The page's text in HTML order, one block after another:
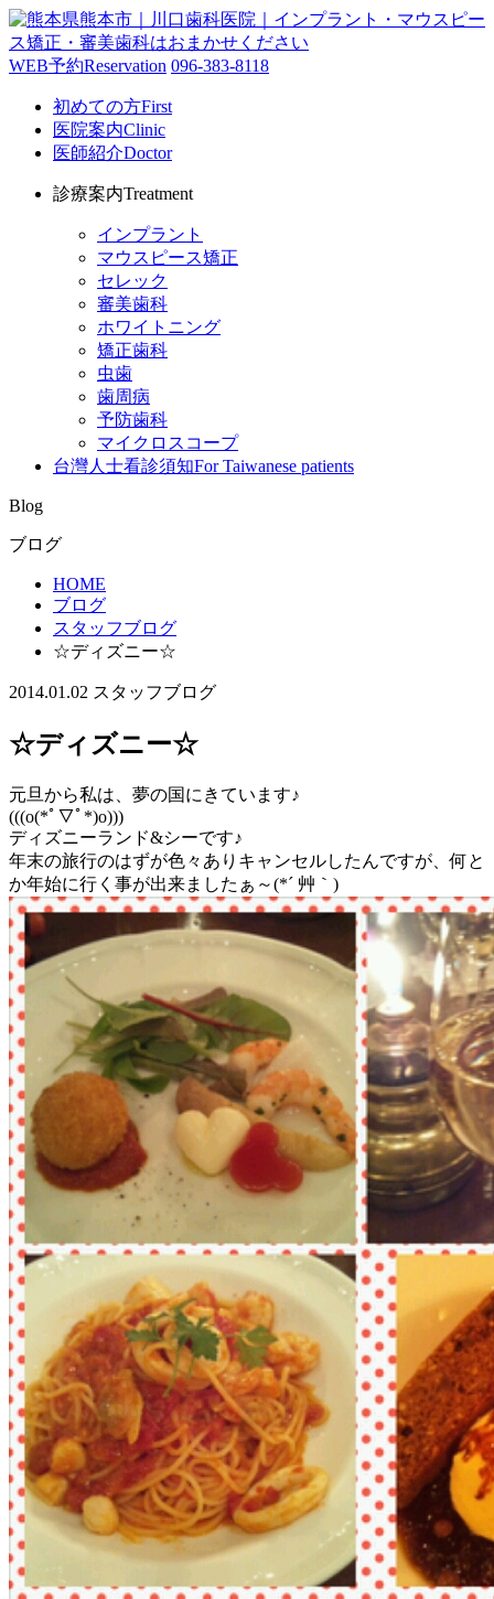
WEB予約Reservation 096-383-8118
初めての方First
医院案内Clinic
医師紹介Doctor
診療案内Treatment
インプラント
マウスピース矯正
セレック
審美歯科
ホワイトニング
矯正歯科
虫歯
歯周病
予防歯科
マイクロスコープ
台灣人士看診須知For Taiwanese patients
Blog
ブログ
HOME
ブログ
スタッフブログ
☆ディズニー☆
2014.01.02 スタッフブログ
☆ディズニー☆
元旦から私は、夢の国にきています♪
(((o(*ﾟ▽ﾟ*)o)))
ディズニーランド&シーです♪
年末の旅行のはずが色々ありキャンセルしたんですが、何と
か年始に行く事が出来ましたぁ～(*´ 艸｀)